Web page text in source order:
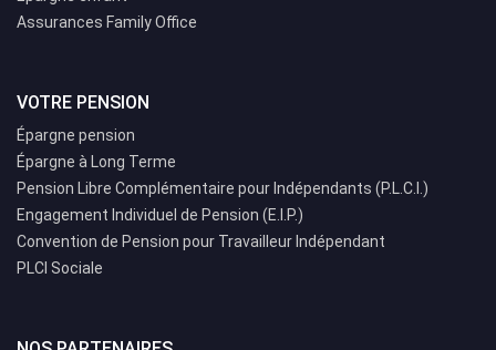
Assurances Family Office
VOTRE PENSION
Épargne pension
Épargne à Long Terme
Pension Libre Complémentaire pour Indépendants (P.L.C.I.)
Engagement Individuel de Pension (E.I.P.)
Convention de Pension pour Travailleur Indépendant
PLCI Sociale